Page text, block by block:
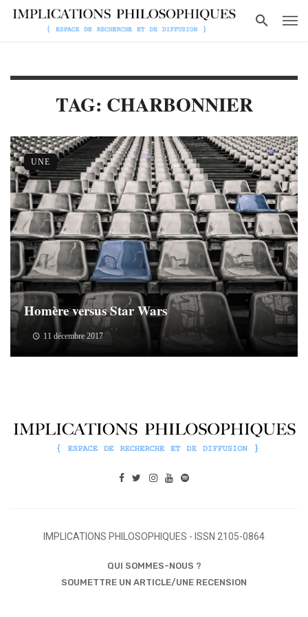
TAG: CHARBONNIER
Homère versus Star Wars
11 décembre 2017
UNE
IMPLICATIONS PHILOSOPHIQUES - ISSN 2105-0864
QUI SOMMES-NOUS ?
SOUMETTRE UN ARTICLE/UNE RECENSION